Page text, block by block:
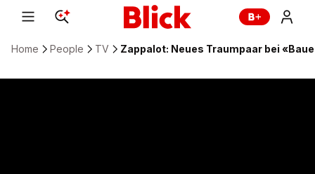
Home People TV Zappalot: Neues Traumpaar bei